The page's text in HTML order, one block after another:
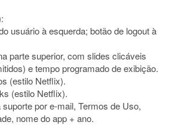
usuário à esquerda; botão de logout à
parte superior, com slides clicáveis
e tempo programado de exibição.
(estilo Netflix).
(estilo Netflix).
suporte por e-mail, Termos de Uso,
nome do app + ano.